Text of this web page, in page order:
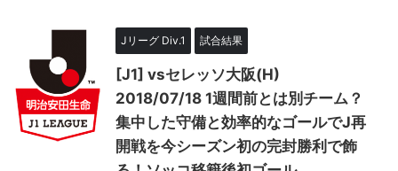
Jリーグ Div.1 試合結果
[J1] vsセレッソ大阪(H)
2018/07/18 1週間前とは別チーム？
集中した守備と効率的なゴールでJ再
開戦を今シーズン初の完封勝利で飾